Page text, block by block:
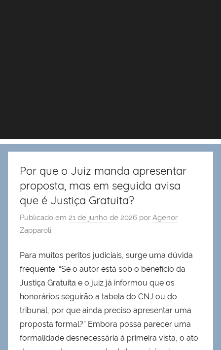
Por que o Juiz manda apresentar
proposta, mas em seguida avisa
que é Justiça Gratuita?
Publicado em 21 de junho de 2026 por Agenor
Zapparoli
Para muitos peritos judiciais, surge uma dúvida
frequente: “Se o autor está sob o benefício da
Justiça Gratuita e o juiz já informou que os
honorários seguirão a tabela do CNJ ou do
tribunal, por que ainda preciso apresentar uma
proposta formal?” Embora possa parecer uma
formalidade desnecessária à primeira vista, o ato